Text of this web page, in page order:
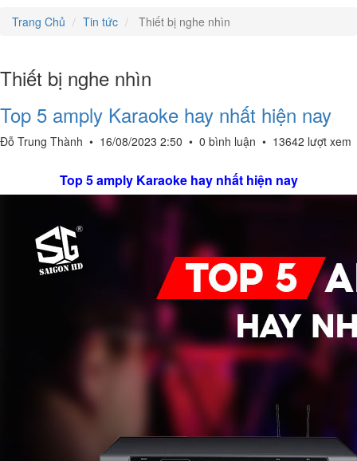
Trang Chủ
Tin tức Thiết bị nghe nhìn
Thiết bị nghe nhìn
Top 5 amply Karaoke hay nhất hiện nay
Đỗ Trung Thành • 16/08/2023 2:50 • 0 bình luận • 13642 lượt xem
Top 5 amply Karaoke hay nhất hiện nay